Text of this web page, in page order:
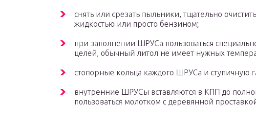
снять или срезать пыльники, тщательно
жидкостью или просто бензином;
при заполнении ШРУСа пользоваться
целей, обычный литол не имеет нужных
стопорные кольца каждого ШРУСа и ступичную
внутренние ШРУСы вставляются в КПП до
пользоваться молотком с деревянной